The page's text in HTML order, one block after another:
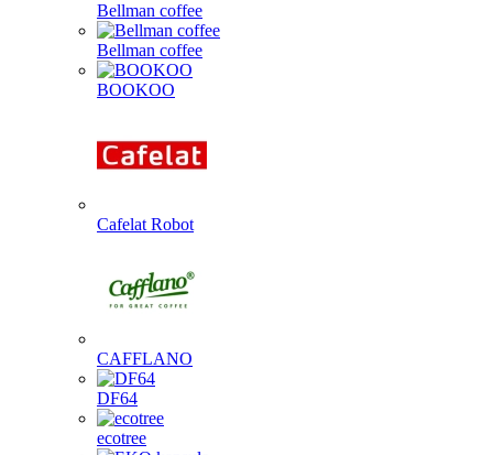
Bellman coffee
Bellman coffee
BOOKOO
Cafelat Robot
CAFFLANO
DF64
ecotree